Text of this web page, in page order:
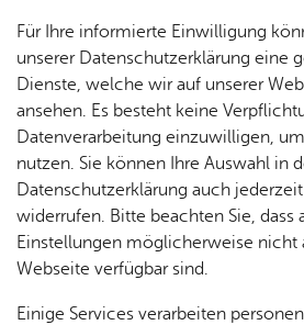
Sport­
ver­ei­
ne
len­
über­
sicht
Nach­
rich­
aus
den
Ver­ei­
nen
oder Wettkampfsport,
individueller Sport,
der SSV ist die
Aktivitäten in Friedrichshafen
zur
Für Ihre informierte Einwilligung
unserer Datenschutzerklärung eine
Dienste, welche wir auf unserer
ansehen. Es besteht keine
Datenverarbeitung einzuwilligen,
nutzen. Sie können Ihre Auswahl in
Datenschutzerklärung auch
widerrufen. Bitte beachten Sie, dass
Einstellungen möglicherweise nicht
Webseite verfügbar sind.
Einige Services verarbeiten